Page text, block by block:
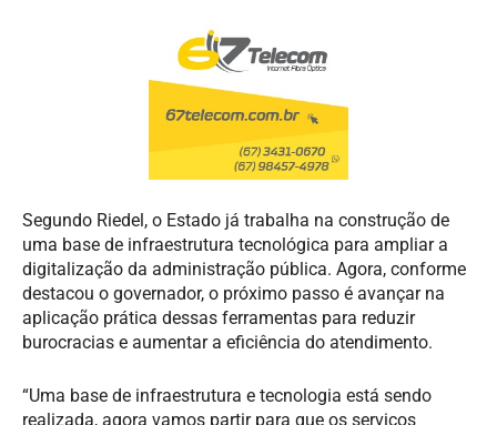
Segundo Riedel, o Estado já trabalha na construção de
uma base de infraestrutura tecnológica para ampliar a
digitalização da administração pública. Agora, conforme
destacou o governador, o próximo passo é avançar na
aplicação prática dessas ferramentas para reduzir
burocracias e aumentar a eficiência do atendimento.
“Uma base de infraestrutura e tecnologia está sendo
realizada, agora vamos partir para que os serviços